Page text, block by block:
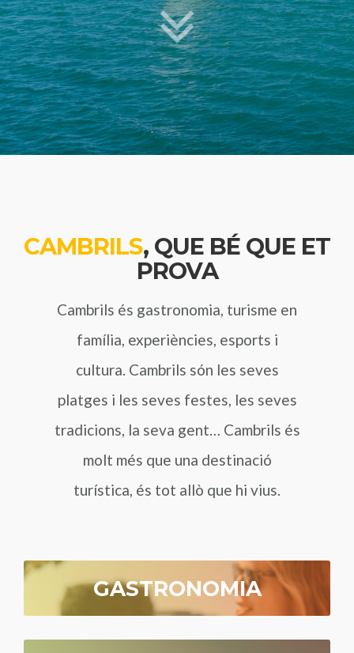
CAMBRILS, QUE BÉ QUE ET
PROVA
Cambrils és gastronomia, turisme en
família, experiències, esports i
cultura. Cambrils són les seves
platges i les seves festes, les seves
tradicions, la seva gent… Cambrils és
molt més que una destinació
turística, és tot allò que hi vius.
GASTRONOMIA